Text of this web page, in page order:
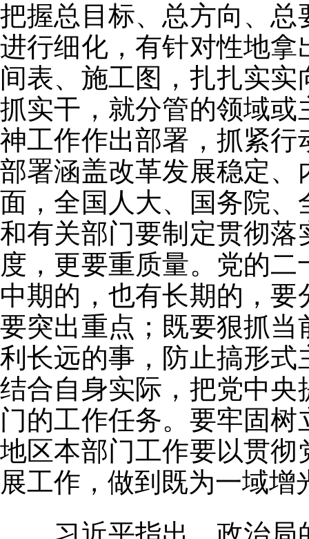
把握总目标、总方向、
进行细化，有针对性地
间表、施工图，扎扎实
抓实干，就分管的领域
神工作作出部署，抓紧
部署涵盖改革发展稳定
面，全国人大、国务院
和有关部门要制定贯彻
度，更要重质量。党的
中期的，也有长期的，
要突出重点；既要狠抓
利长远的事，防止搞形
结合自身实际，把党中
门的工作任务。要牢固
地区本部门工作要以贯
展工作，做到既为一域增